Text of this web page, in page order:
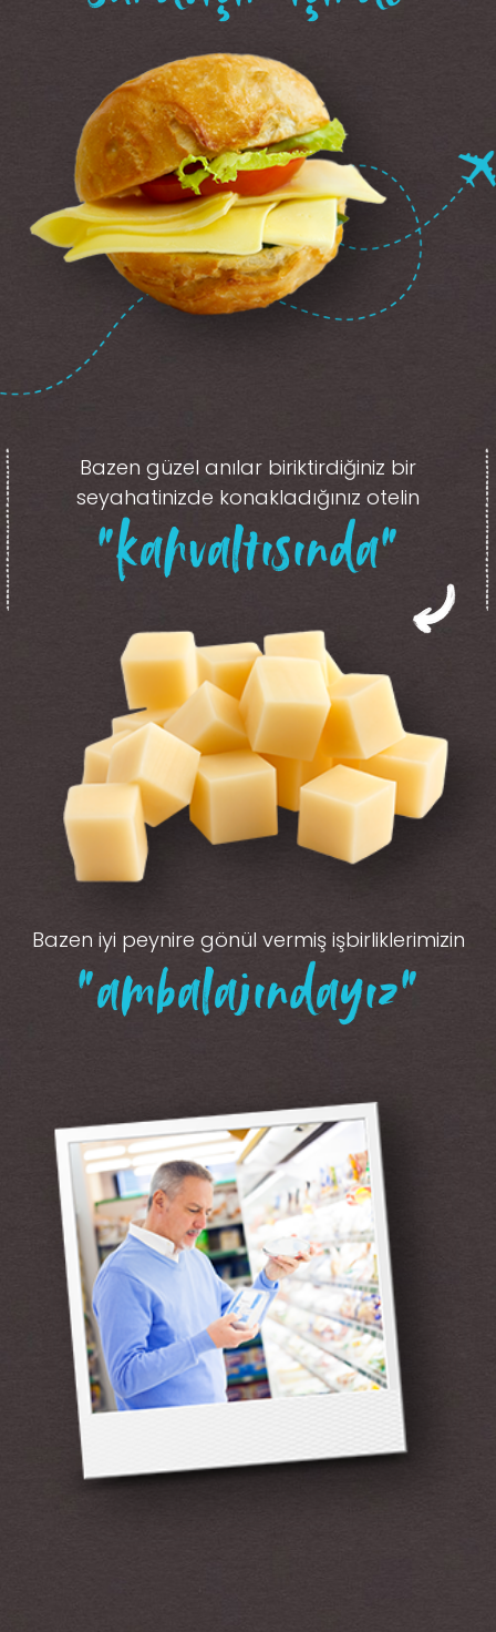
Bazen güzel anılar biriktirdiğiniz bir
seyahatinizde konakladığınız otelin
“kahvaltısında”
Bazen iyi peynire gönül vermiş işbirliklerimizin
“ambalajındayız”